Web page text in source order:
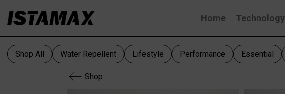
Home Technology
Shop All Water Repellent Lifestyle Performance Essential
Shop